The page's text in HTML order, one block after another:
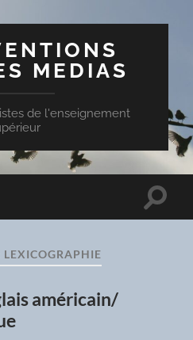
MEDIAS
de l'enseignement
Toggle
LEXICOGRAPHIE
américain/